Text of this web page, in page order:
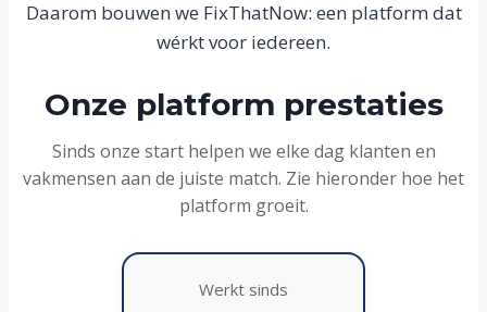
Daarom bouwen we FixThatNow: een platform dat
wérkt voor iedereen.
Onze platform prestaties
Sinds onze start helpen we elke dag klanten en
vakmensen aan de juiste match. Zie hieronder hoe het
platform groeit.
Werkt sinds